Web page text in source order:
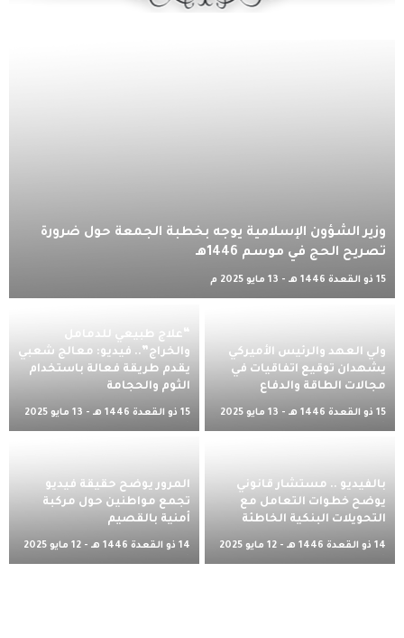
وزير الشؤون الإسلامية يوجه بخطبة الجمعة حول ضرورة
تصريح الحج في موسم 1446هـ
15 ذو القعدة 1446 هـ - 13 مايو 2025 م
ولي العهد والرئيس الأميركي
يشهدان توقيع اتفاقيات في
مجالات الطاقة والدفاع
15 ذو القعدة 1446 هـ - 13 مايو 2025
“علاج طبيعي للدمامل
والخراج”.. فيديو: معالج شعبي
يقدم طريقة فعالة باستخدام
الثوم والحجامة
15 ذو القعدة 1446 هـ - 13 مايو 2025
بالفيديو .. مستشار قانوني
يوضح خطوات التعامل مع
التحويلات البنكية الخاطئة
14 ذو القعدة 1446 هـ - 12 مايو 2025
المرور يوضح حقيقة فيديو
تجمع مواطنين حول مركبة
أمنية بالقصيم
14 ذو القعدة 1446 هـ - 12 مايو 2025